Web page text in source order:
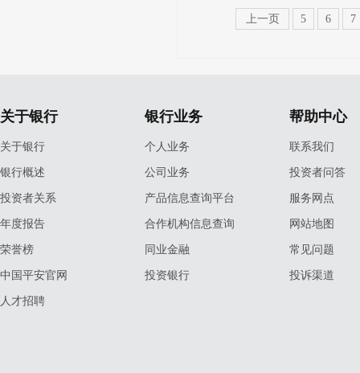
上一页 5 6 7
关于银行
关于银行
银行概述
投资者关系
年度报告
荣誉榜
中国平安官网
人才招聘
银行业务
个人业务
公司业务
产品信息查询平台
合作机构信息查询
同业金融
投资银行
帮助中心
联系我们
投资者问答
服务网点
网站地图
常见问题
投诉渠道